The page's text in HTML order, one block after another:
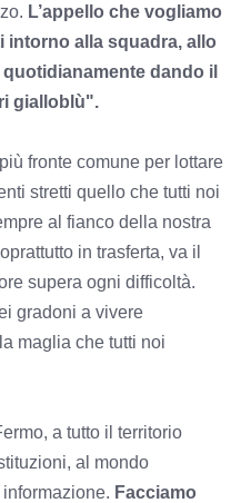
L’appello che vogliamo
intorno alla squadra, allo
dando il
gialloblù".
fronte comune per lottare
stretti quello che tutti noi
al fianco della nostra
in trasferta, va il
supera ogni difficoltà.
gradoni a vivere
maglia che tutti noi
a tutto il territorio
al mondo
Facciamo